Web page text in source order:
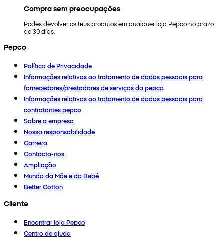
Compra sem preocupações
Podes devolver os teus produtos em qualquer loja Pepco no prazo
de 30 dias.
Pepco
Política de Privacidade
Informações relativas ao tratamento de dados pessoais para
fornecedores/prestadores de serviços da pepco
Informações relativas ao tratamento de dados pessoais para
contratantes pepco
Sobre a empresa
Nossa responsabilidade
Carreira
Contacta-nos
Ampliação
Mundo da Mãe e do Bebé
Better Cotton
Cliente
Encontrar loja Pepco
Centro de ajuda